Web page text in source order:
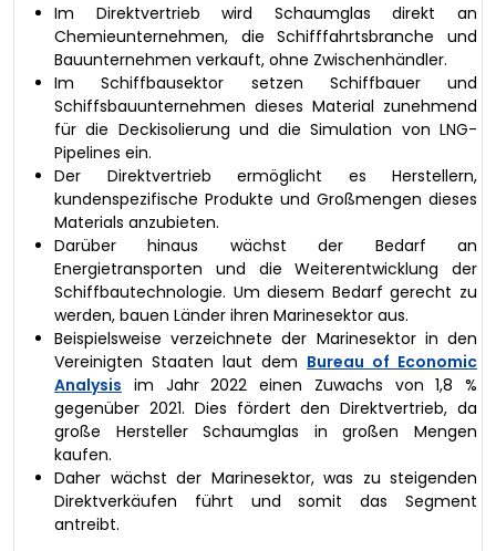
Im Direktvertrieb wird Schaumglas direkt an
Chemieunternehmen, die Schifffahrtsbranche und
Bauunternehmen verkauft, ohne Zwischenhändler.
Im Schiffbausektor setzen Schiffbauer und
Schiffsbauunternehmen dieses Material zunehmend
für die Deckisolierung und die Simulation von LNG-
Pipelines ein.
Der Direktvertrieb ermöglicht es Herstellern,
kundenspezifische Produkte und Großmengen dieses
Materials anzubieten.
Darüber hinaus wächst der Bedarf an
Energietransporten und die Weiterentwicklung der
Schiffbautechnologie. Um diesem Bedarf gerecht zu
werden, bauen Länder ihren Marinesektor aus.
Beispielsweise verzeichnete der Marinesektor in den
Vereinigten Staaten laut dem Bureau of Economic
Analysis im Jahr 2022 einen Zuwachs von 1,8 %
gegenüber 2021. Dies fördert den Direktvertrieb, da
große Hersteller Schaumglas in großen Mengen
kaufen.
Daher wächst der Marinesektor, was zu steigenden
Direktverkäufen führt und somit das Segment
antreibt.